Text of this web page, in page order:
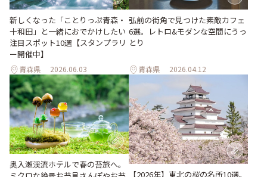
新しくなった「ことりっぷ青森・
十和田」と一緒におでかけしたい
注目スポット10選【スタンプラリ
ー開催中】
青森県 2026.06.03
弘前の街角で見つけた素敵カフェ
6選。レトロ&モダンな空間にうっ
とり
青森県 2026.04.12
奥入瀬渓流ホテルで春の苔旅へ。
【2026年】東北の桜の名所10選。